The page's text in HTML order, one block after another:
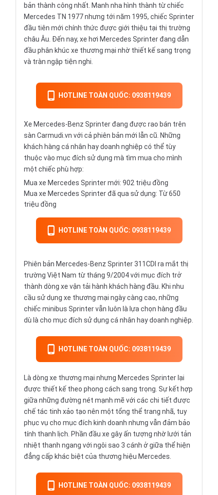
bản thành công nhất. Manh nha hình thành từ chiếc
Mercedes TN 1977 nhưng tới năm 1995, chiếc Sprinter
đầu tiên mới chính thức được giới thiệu tại thị trường
châu Âu. Đến nay, xe hơi Mercedes Sprinterđang dẫn
đầu phân khúc xe thương mại nhờ thiết kế sang trọng
và tràn ngập tiện nghi.
HOTLINE TOÀN QUỐC: 0938119439
Xe Mercedes-Benz Sprinter đang được rao bán trên
sàn Carmudi.vn với cả phiên bản mới lẫn cũ. Những
khách hàng cá nhân hay doanh nghiệp có thể tùy
thuộc vào mục đích sử dụng mà tìm mua cho mình
một chiếc phù hợp:
Mua xe Mercedes Sprinter mới: 902 triệu đồng
Mua xe Mercedes Sprinter đã qua sử dụng: Từ 650
triệu đồng
HOTLINE TOÀN QUỐC: 0938119439
Phiên bản Mercedes-Benz Sprinter 311CDI ra mắt thị
trường Việt Nam từ tháng 9/2004 với mục đích trở
thành dòng xe vận tải hành khách hàng đầu. Khi nhu
cầu sử dụng xe thương mại ngày càng cao, những
chiếc minibus Sprinter vẫn luôn là lựa chọn hàng đầu
dù là cho mục đích sử dụng cá nhân hay doanh nghiệp.
HOTLINE TOÀN QUỐC: 0938119439
Là dòng xe thương mại nhưng Mercedes Sprinter lại
được thiết kế theo phong cách sang trọng. Sự kết hợp
giữa những đường nét mạnh mẽ với các chi tiết được
chế tác tinh xảo tạo nên một tổng thể trang nhã, tuy
phục vụ cho mục đích kinh doanh nhưng vẫn đảm bảo
tính thanh lịch. Phần đầu xe gây ấn tượng nhờ lưới tản
nhiệt thanh ngang với ngôi sao 3 cánh ở giữa thể hiện
đẳng cấp khác biệt của thương hiệu Mercedes.
HOTLINE TOÀN QUỐC: 0938119439